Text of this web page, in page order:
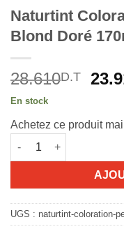
Naturtint
Blond Doré
28.610D.T
Le
En stock
Achetez ce produit
quantité de Naturtint
UGS : naturtint-coloration-